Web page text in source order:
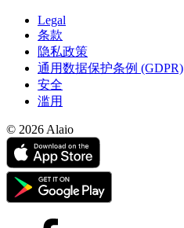
Legal
条款
隐私政策
通用数据保护条例 (GDPR)
安全
滥用
© 2026 Alaio